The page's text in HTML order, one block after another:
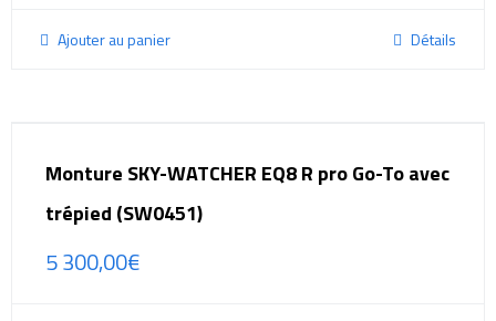
Ajouter au panier Détails
Monture SKY-WATCHER EQ8 R pro Go-To avec
trépied (SW0451)
5 300,00€